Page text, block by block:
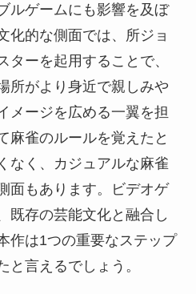
ルゲームにも影響を及ぼ
化的な側面では、所ジョ
ターを起用することで、
所がより身近で親しみや
メージを広める一翼を担
麻雀のルールを覚えたと
なく、カジュアルな麻雀
面もあります。ビデオゲ
既存の芸能文化と融合し
作は1つの重要なステップ
と言えるでしょう。